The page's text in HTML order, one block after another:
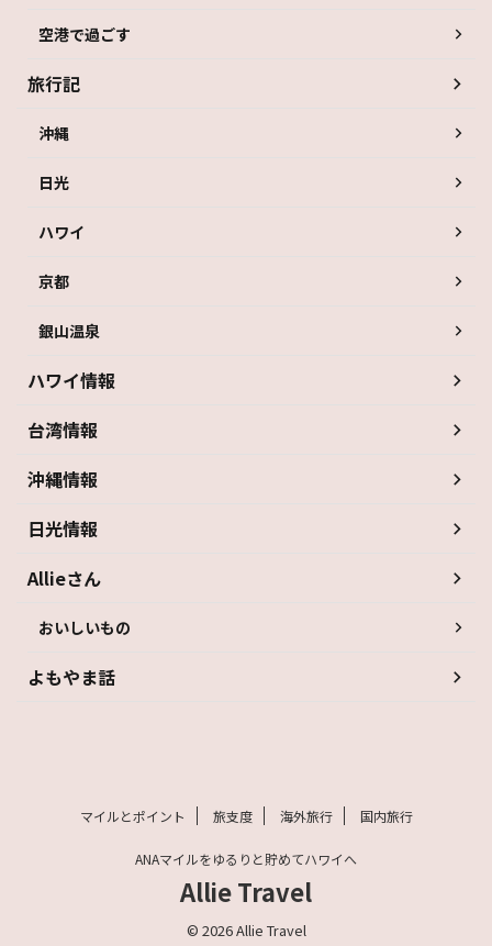
空港で過ごす
旅行記
沖縄
日光
ハワイ
京都
銀山温泉
ハワイ情報
台湾情報
沖縄情報
日光情報
Allieさん
おいしいもの
よもやま話
マイルとポイント 旅支度 海外旅行 国内旅行
ANAマイルをゆるりと貯めてハワイへ
Allie Travel
© 2026 Allie Travel